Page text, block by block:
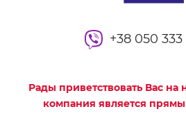
+38 050
Рады приветствовать Вас
компания является